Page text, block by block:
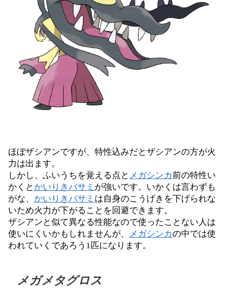
ほぼザシアンですが、特性込みだとザシアンの方が火
力は出ます。
しかし、ふいうちを覚える点と メガシンカ前の特性い
かくと かいりきバサミ が強いです。いかくは言わずも
がな、 かいりきバサミ は自身のこうげきを下げられな
いため火力が下がることを回避できます。
ザシアンと似て異なる性能なので使ったことない人は
使いにくいかもしれませんが、
メガシンカの中では使
われていくであろう1匹になります。
メガメタグロス